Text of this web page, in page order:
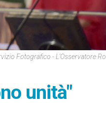
Fotografico - L'Osservatore
unità"